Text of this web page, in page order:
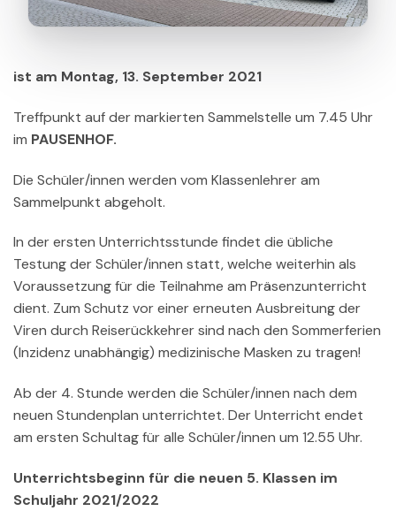
ist am Montag, 13. September 2021
Treffpunkt auf der markierten Sammelstelle um 7.45 Uhr
im PAUSENHOF.
Die Schüler/innen werden vom Klassenlehrer am
Sammelpunkt abgeholt.
In der ersten Unterrichtsstunde findet die übliche
Testung der Schüler/innen statt, welche weiterhin als
Voraussetzung für die Teilnahme am Präsenzunterricht
dient. Zum Schutz vor einer erneuten Ausbreitung der
Viren durch Reiserückkehrer sind nach den Sommerferien
(Inzidenz unabhängig) medizinische Masken zu tragen!
Ab der 4. Stunde werden die Schüler/innen nach dem
neuen Stundenplan unterrichtet. Der Unterricht endet
am ersten Schultag für alle Schüler/innen um 12.55 Uhr.
Unterrichtsbeginn für die neuen 5. Klassen im
Schuljahr 2021/2022